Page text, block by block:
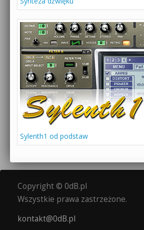
Sylenth1 od podstaw
Copyright © 0dB.pl
Wszystkie prawa zastrzeżone.
kontakt@0dB.pl